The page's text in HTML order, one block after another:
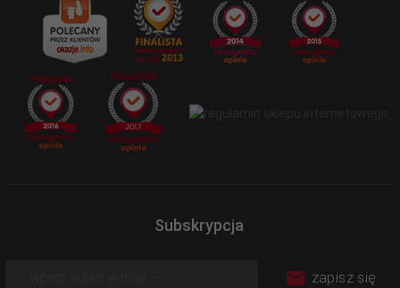
Subskrypcja
zapisz się